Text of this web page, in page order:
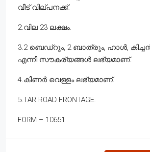
വീട് വില്പനക്ക്.
2.വില 23 ലക്ഷം.
3.2 ബെഡ്‌റൂം, 2 ബാത്രൂം, ഹാൾ,
എന്നീ സൗകര്യങ്ങൾ ലഭ്യമാണ്.
4.കിണർ വെള്ളം ലഭ്യമാണ്.
5.TAR ROAD FRONTAGE.
FORM – 10651